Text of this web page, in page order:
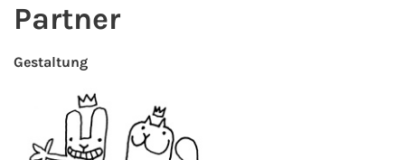
Partner
Gestaltung